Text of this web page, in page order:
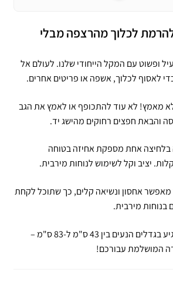
לכלוך מהרצפה מבלי
ופשוט עם המקל הייחודי שלנו. לעולם אל
לאסוף לכלוך, אשפה או פריטים אחרים.
מאמץ! לא עוד להתכופף או לאמץ את הגב
והבאת חפצים רחוקים מהישג יד.
בלחיצה אחת מספקת אחיזה בטוחה
יציב וקל לשימוש לנוחות מירבית.
אחסון ונשיאה קלים, כך שתוכל לקחת
בנוחות מירבית.
המקל שלנו מגיע בגדלים הנעים בין 43 ס"מ ל-83 ס"מ –
המושלמת עבורכם!